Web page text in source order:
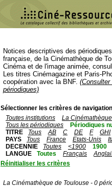
Notices descriptives des
française, de la Cinémathèque de
Cinéma et de l'image animée,
Les titres Cinémagazine et Paris-
coopération avec la BNF.
périodiques)
Sélectionner les critères de
Toutes institutions
La
Tous les périodiques
Périodiques
TITRE
Tous AB C DE F
GHI
PAYS
Tous France Etats-Unis
DECENNIE
Toutes <1900
1900
LANGUE
Toutes Français
Réinitialiser les critères
La Cinémathèque de Toulouse - 0